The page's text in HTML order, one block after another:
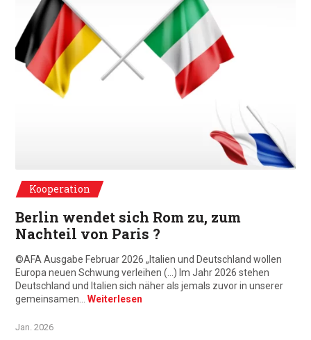
Kooperation
Berlin wendet sich Rom zu, zum
Nachteil von Paris ?
©AFA Ausgabe Februar 2026 „Italien und Deutschland wollen
Europa neuen Schwung verleihen (…) Im Jahr 2026 stehen
Deutschland und Italien sich näher als jemals zuvor in unserer
gemeinsamen… Weiterlesen
Jan. 2026